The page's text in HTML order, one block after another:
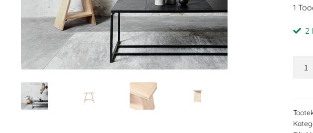
1
2